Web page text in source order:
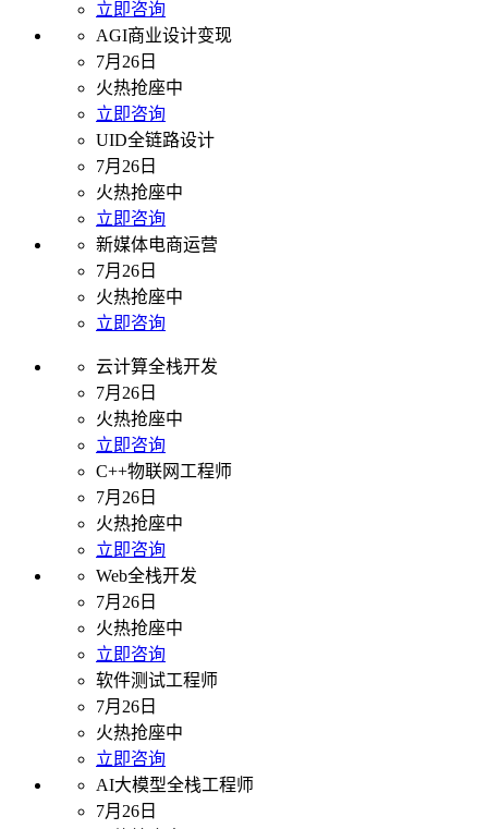
立即咨询
AGI商业设计变现
7月26日
火热抢座中
立即咨询
UID全链路设计
7月26日
火热抢座中
立即咨询
新媒体电商运营
7月26日
火热抢座中
立即咨询
云计算全栈开发
7月26日
火热抢座中
立即咨询
C++物联网工程师
7月26日
火热抢座中
立即咨询
Web全栈开发
7月26日
火热抢座中
立即咨询
软件测试工程师
7月26日
火热抢座中
立即咨询
AI大模型全栈工程师
7月26日